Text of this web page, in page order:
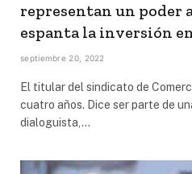
representan un poder
espanta la inversión
septiembre 20, 2022
El titular del sindicato de
cuatro años. Dice ser parte de
dialoguista,…